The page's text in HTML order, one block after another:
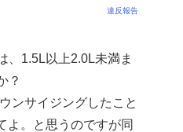
違反報告
、1.5L以上2.0L未満ま
？
ンサイジングしたこと
よ。と思うのですが同